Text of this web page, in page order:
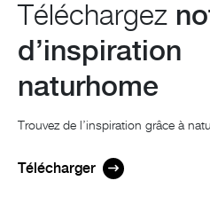
Téléchargez
d’inspiration
naturhome
Trouvez de l’inspiration grâce à
Télécharger